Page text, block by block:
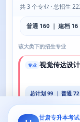
共 3 个专业 · 总招生
普通 160 ｜ 建档
该大类下的招生专业
专业 视觉传达设计
总计划 99 ｜ 普通
甘肃专升本考
首页 题库